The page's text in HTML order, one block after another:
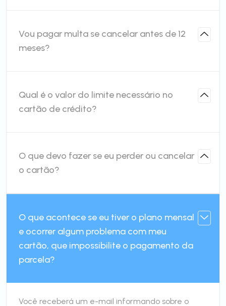
Vou pagar multa se cancelar antes de 12
meses?
Qual é o valor do limite necessário no
cartão de crédito?
O que devo fazer se eu perder ou cancelar
o cartão?
O que acontece se eu tiver o plano mensal
e ocorrer algum problema com meu
cartão, que impossibilite o pagamento da
parcela?
Você receberá um e-mail informando sobre o